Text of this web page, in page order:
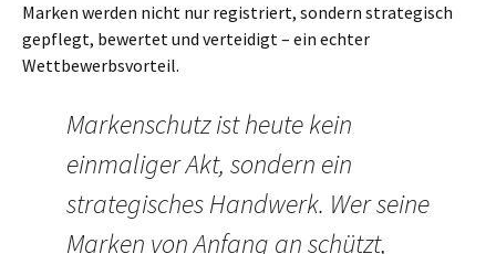
Marken werden nicht nur registriert, sondern strategisch
gepflegt, bewertet und verteidigt – ein echter
Wettbewerbsvorteil.
Markenschutz ist heute kein
einmaliger Akt, sondern ein
strategisches Handwerk. Wer seine
Marken von Anfang an schützt,